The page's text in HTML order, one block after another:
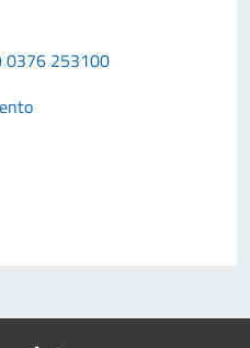
0376 253100